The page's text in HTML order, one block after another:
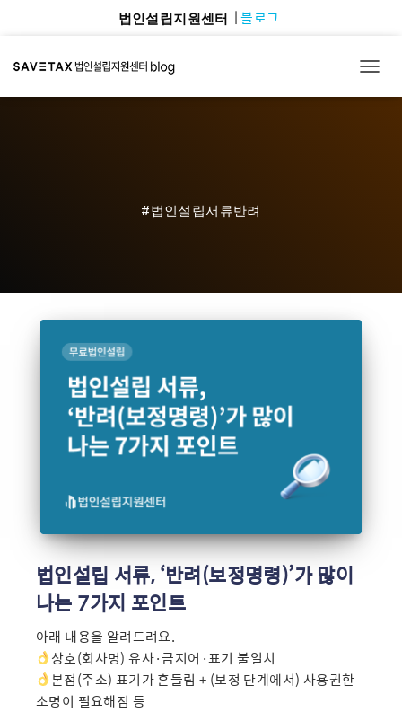
법인설립지원센터 블로그
#법인설립서류반려
법인설립 서류, ‘반려(보정명령)’가 많이
나는 7가지 포인트
아래 내용을 알려드려요.
상호(회사명) 유사·금지어·표기 불일치
본점(주소) 표기가 흔들림 + (보정 단계에서) 사용권한
소명이 필요해짐 등